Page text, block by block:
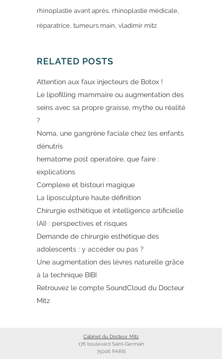
rhinoplastie avant après rhinoplastie médicale
réparatrice tumeurs main vladimir mitz
RELATED POSTS
Attention aux faux injecteurs de Botox !
Le lipofilling mammaire ou augmentation des
seins avec sa propre graisse, mythe ou réalité
?
Noma, une gangrène faciale chez les enfants
dénutris
hematome post operatoire, que faire :
explications
Complexe et bistouri magique
La liposculpture haute définition
Chirurgie esthétique et intelligence artificielle
(AI) : perspectives et risques
Demande de chirurgie esthétique des
adolescents : y accéder ou pas ?
Une augmentation des lèvres naturelle grâce
à la technique BIBI
Retrouvez le compte SoundCloud du Docteur
Mitz
Cabinet du Docteur Mitz
176 boulevard Saint-Germain
75006 PARIS